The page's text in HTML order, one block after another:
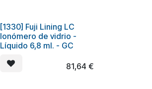
[1330] Fuji Lining LC
Ionómero de vidrio -
Líquido 6,8 ml. - GC
81,64 €